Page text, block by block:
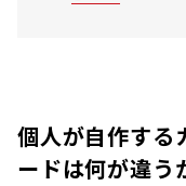
個人が自作する
ードは何が違う